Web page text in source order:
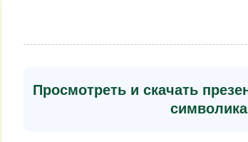
Просмотреть и скачать